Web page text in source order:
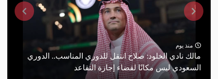
منذ يوم
مالك نادي الخلود: صلاح انتقل للدوري المناسب.. الدوري
السعودي ليس مكانًا لقضاء إجازة التقاعد